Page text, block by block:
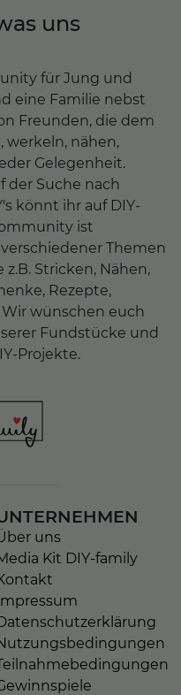
uns
für Jung und
eine Familie nebst
Freunden, die dem
werkeln, nähen,
Gelegenheit.
der Suche nach
könnt ihr auf DIY-
ist
Themen
Stricken, Nähen,
Rezepte,
wünschen euch
Fundstücke und
Projekte.
uns
Kit DIY-family